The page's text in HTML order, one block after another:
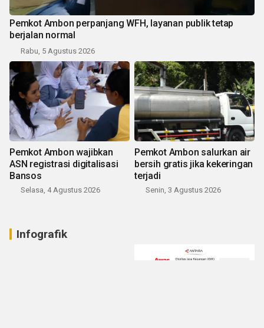
Pemkot Ambon perpanjang WFH, layanan publik tetap
berjalan normal
Rabu, 5 Agustus 2026
Pemkot Ambon wajibkan
ASN registrasi digitalisasi
Bansos
Selasa, 4 Agustus 2026
Pemkot Ambon salurkan air
bersih gratis jika kekeringan
terjadi
Senin, 3 Agustus 2026
Infografik